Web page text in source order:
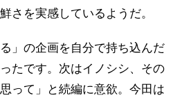
さを実感しているようだ。
」の企画を自分で持ち込んだ
たです。次はイノシシ、その
って」と続編に意欲。今田は